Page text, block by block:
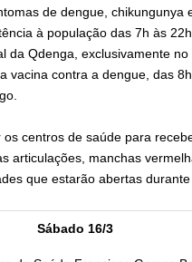
de dengue,
à população das 7h às
da Qdenga, exclusivamente
vacina contra a dengue, das
os centros de saúde para
articulações, manchas
que estarão abertas
Sábado 16/3